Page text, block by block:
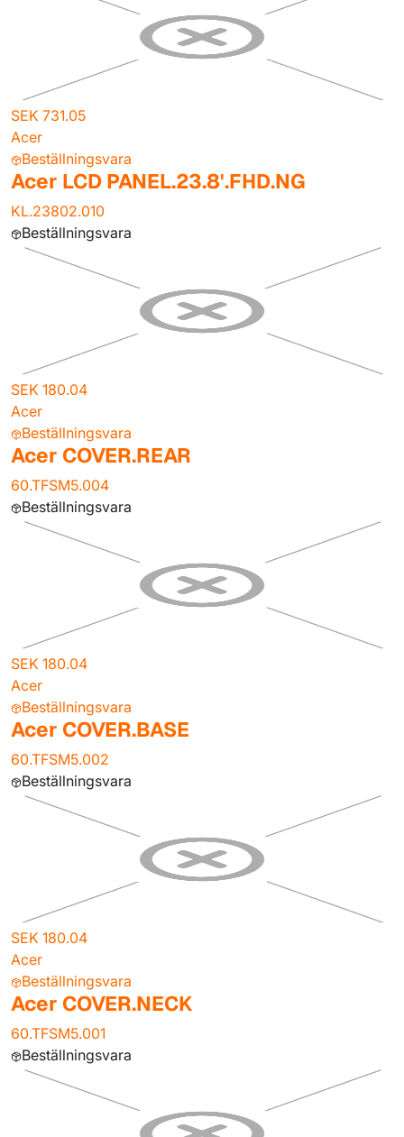
SEK 731.05
Acer
Beställningsvara
Acer LCD PANEL.23.8'.FHD.NG
KL.23802.010
Beställningsvara
SEK 180.04
Acer
Beställningsvara
Acer COVER.REAR
60.TFSM5.004
Beställningsvara
SEK 180.04
Acer
Beställningsvara
Acer COVER.BASE
60.TFSM5.002
Beställningsvara
SEK 180.04
Acer
Beställningsvara
Acer COVER.NECK
60.TFSM5.001
Beställningsvara